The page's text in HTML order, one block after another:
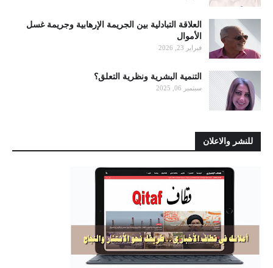
العلاقة التبادلية بين الجريمة الإرهابية وجريمة غسل
الأموال
فبراير 23, 2026
التنمية البشرية ونظرية التعلق؟
سبتمبر 06, 2025
للنشر والاعلان